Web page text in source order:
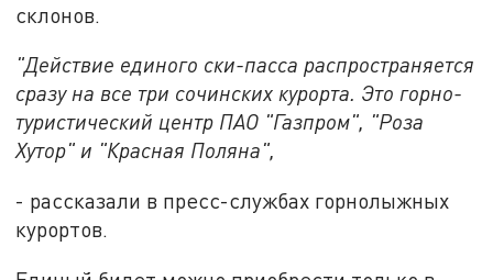
склонов.
"Действие единого ски-пасса распространяется
сразу на все три сочинских курорта. Это горно-
туристический центр ПАО "Газпром", "Роза
Хутор" и "Красная Поляна",
- рассказали в пресс-службах горнолыжных
курортов.